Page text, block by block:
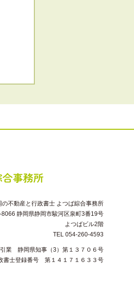
の不動産と行政書士 よつば綜合事務所
8066 静岡県静岡市駿河区泉町3番19号
よつばビル2階
TEL 054-260-4593
業 静岡県知事（3）第１３７０６号
書士登録番号 第１４１７１６３３号